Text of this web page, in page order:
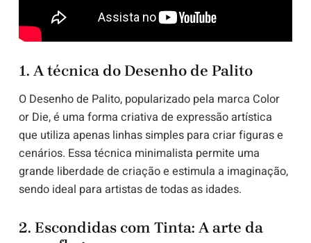
1. A técnica do Desenho de Palito
O Desenho de Palito, popularizado pela marca Color
or Die, é uma forma criativa de expressão artística
que utiliza apenas linhas simples para criar figuras e
cenários. Essa técnica minimalista permite uma
grande liberdade de criação e estimula a imaginação,
sendo ideal para artistas de todas as idades.
2. Escondidas com Tinta: A arte da